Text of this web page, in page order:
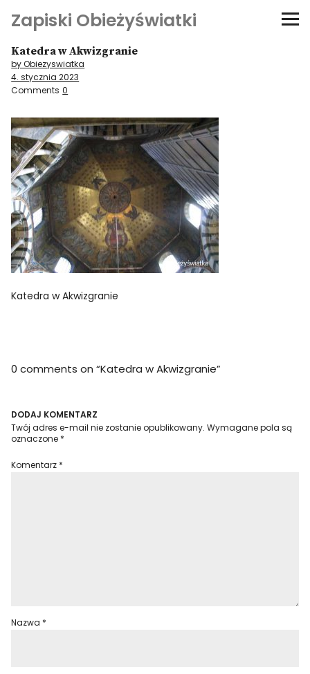
Zapiski Obieżyświatki
Podróże
Kultura i sztuka
Kątem oka
O-fiszki
Niezwyczajne ściany
Dom na kółkach
Katedra w Akwizgranie
by Obiezyswiatka
4. stycznia 2023
Comments 0
Katedra w Akwizgranie
0 comments on “Katedra w Akwizgranie”
DODAJ KOMENTARZ
Twój adres e-mail nie zostanie opublikowany. Wymagane pola są
oznaczone *
Komentarz *
Nazwa *